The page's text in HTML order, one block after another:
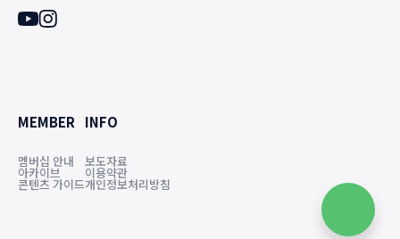
MEMBER
멤버십 안내
아카이브
콘텐츠 가이드
INFO
보도자료
이용약관
개인정보처리방침